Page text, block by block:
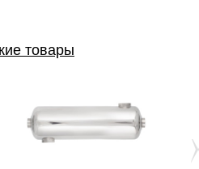
товары